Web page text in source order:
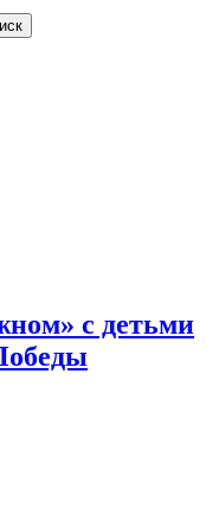
с детьми